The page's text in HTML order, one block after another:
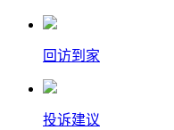
回访到家
投诉建议